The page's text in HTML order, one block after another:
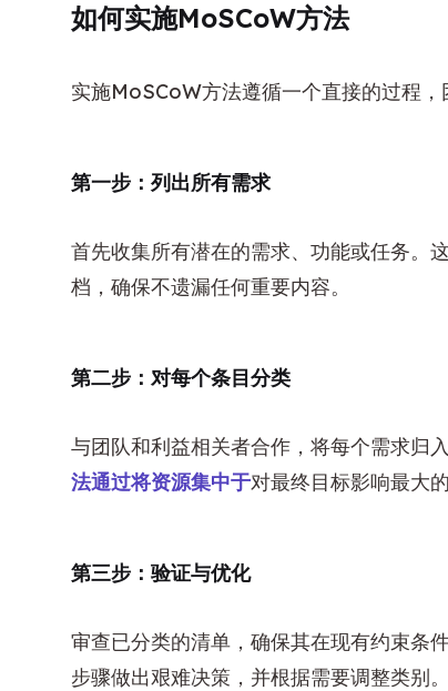
如何实施MoSCoW方法
实施MoSCoW方法遵循一个直接的过程，
第一步：列出所有需求
首先收集所有潜在的需求、功能或任务。
档，确保不遗漏任何重要内容。
第二步：对每个条目分类
与团队和利益相关者合作，将每个需求归
法通过将资源集中于对最终目标影响最大
第三步：验证与优化
审查已分类的清单，确保其在现有约束条
步骤做出艰难决策，并根据需要调整类别。